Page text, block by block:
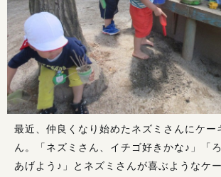
最近、仲良くなり始めたネズミさんにケー
ん。「ネズミさん、イチゴ好きかな♪」「
あげよう♪」とネズミさんが喜ぶようなケ